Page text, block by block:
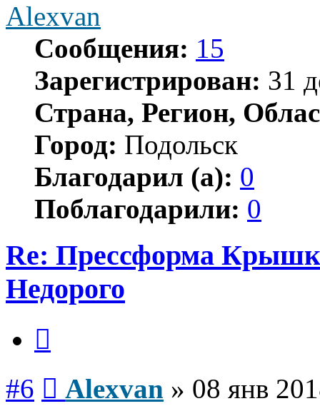
Alexvan
Сообщения: 15
Зарегистрирован: 31
Страна, Регион,
Город: Подольск
Благодарил (а): 0
Поблагодарили: 0
Re: Прессформа
Недорого
#6 Alexvan » 08 янв